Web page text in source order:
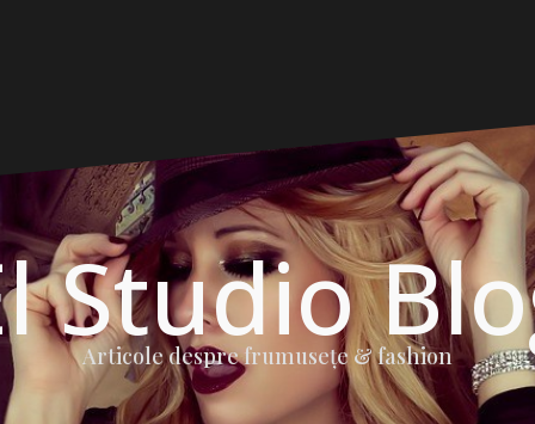
Studio
Articole despre frumuseţe & fashion